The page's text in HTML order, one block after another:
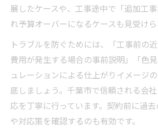
展したケースや、工事途中で「追加工
れ予算オーバーになるケースも見受けら
トラブルを防ぐためには、「工事前の
費用が発生する場合の事前説明」「色
ュレーションによる仕上がりイメージ
底しましょう。千葉市で信頼される会
応を丁寧に行っています。契約前に過
や対応策を確認するのも有効です。